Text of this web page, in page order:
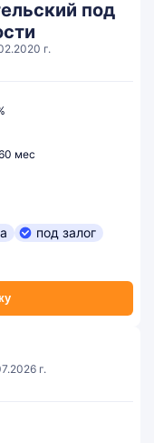
под
г.
мес
под залог
г.